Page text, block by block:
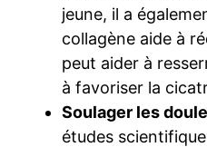
jeune, il a
collagène aide à
peut aider à
à favoriser la
Soulager les
études